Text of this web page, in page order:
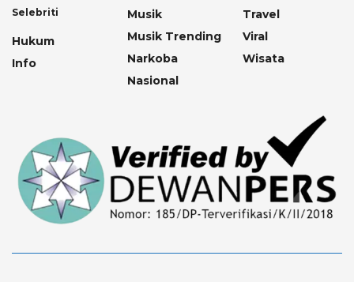
Selebriti
Hukum
Info
Musik
Musik Trending
Narkoba
Nasional
Travel
Viral
Wisata